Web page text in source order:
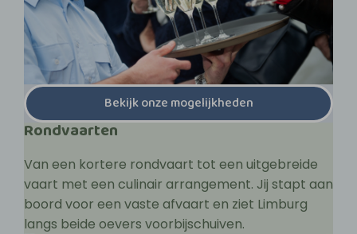
Bekijk onze mogelijkheden
Rondvaarten
Van een kortere rondvaart tot een uitgebreide
vaart met een culinair arrangement. Jij stapt aan
boord voor een vaste afvaart en ziet Limburg
langs beide oevers voorbijschuiven.